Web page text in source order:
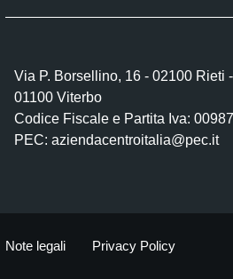
Via P. Borsellino, 16 - 02100 Rieti
01100 Viterbo
Codice Fiscale e Partita Iva:
PEC: aziendacentroitalia@pec.it
Note legali Privacy Policy